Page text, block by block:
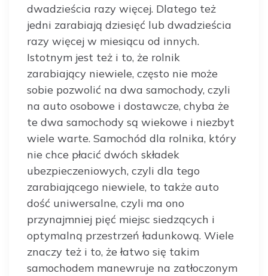
dwadzieścia razy więcej. Dlatego też
jedni zarabiają dziesięć lub dwadzieścia
razy więcej w miesiącu od innych.
Istotnym jest też i to, że rolnik
zarabiający niewiele, często nie może
sobie pozwolić na dwa samochody, czyli
na auto osobowe i dostawcze, chyba że
te dwa samochody są wiekowe i niezbyt
wiele warte. Samochód dla rolnika, który
nie chce płacić dwóch składek
ubezpieczeniowych, czyli dla tego
zarabiającego niewiele, to także auto
dość uniwersalne, czyli ma ono
przynajmniej pięć miejsc siedzących i
optymalną przestrzeń ładunkową. Wiele
znaczy też i to, że łatwo się takim
samochodem manewruje na zatłoczonym